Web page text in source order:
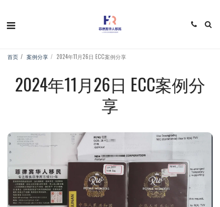
首页 案例分享 2024年11月26日 ECC案例分享
2024年11月26日 ECC案例分
享